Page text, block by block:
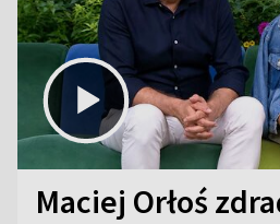
Maciej Orłoś